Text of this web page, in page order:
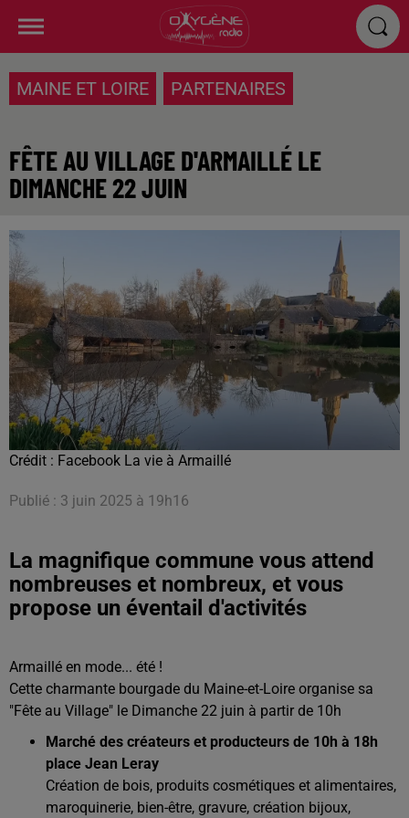
MAINE ET LOIRE PARTENAIRES
FÊTE AU VILLAGE D'ARMAILLÉ LE
DIMANCHE 22 JUIN
Crédit : Facebook La vie à Armaillé
Publié : 3 juin 2025 à 19h16
La magnifique commune vous attend
nombreuses et nombreux, et vous
propose un éventail d'activités
Armaillé en mode... été !
Cette charmante bourgade du Maine-et-Loire organise sa
"Fête au Village" le Dimanche 22 juin à partir de 10h
Marché des créateurs et producteurs de 10h à 18h
place Jean Leray
Création de bois, produits cosmétiques et alimentaires,
maroquinerie, bien-être, gravure, création bijoux,